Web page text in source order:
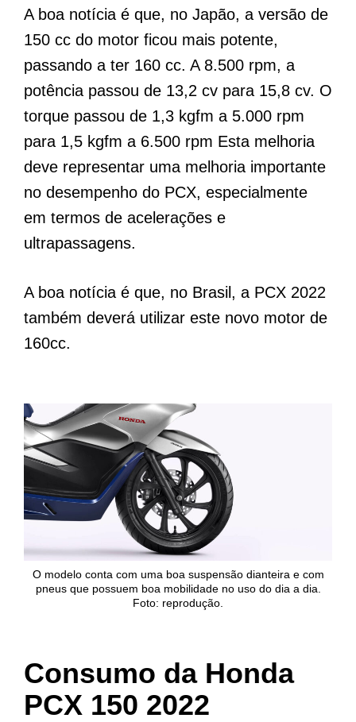
A boa notícia é que, no Japão, a versão de
150 cc do motor ficou mais potente,
passando a ter 160 cc. A 8.500 rpm, a
potência passou de 13,2 cv para 15,8 cv. O
torque passou de 1,3 kgfm a 5.000 rpm
para 1,5 kgfm a 6.500 rpm Esta melhoria
deve representar uma melhoria importante
no desempenho do PCX, especialmente
em termos de acelerações e
ultrapassagens.
A boa notícia é que, no Brasil, a PCX 2022
também deverá utilizar este novo motor de
160cc.
O modelo conta com uma boa suspensão dianteira e com
pneus que possuem boa mobilidade no uso do dia a dia.
Foto: reprodução.
Consumo da Honda
PCX 150 2022